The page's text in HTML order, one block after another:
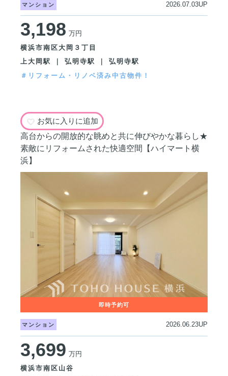
マンション 2026.07.03UP
3,198 万円
横浜市南区大岡３丁目
上大岡駅 ｜ 弘明寺駅 ｜ 弘明寺駅
＃リフォーム・リノベ済み中古物件！
お気に入りに追加
高台からの開放的な眺めと共に伸びやかな暮らし★
素敵にリフォームされた快適空間【ハイマート横
浜】
マンション 2026.06.23UP
3,699 万円
横浜市南区山谷